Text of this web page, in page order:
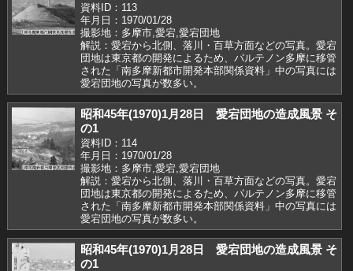
資料ID：113
年月日：1970/01/28
撮影地：多摩市,愛宕,愛宕団地
解説：愛宕から北側、落川・百草方面などの写真。愛宕
団地は東京都の開発によるため、パルテノン多摩に移管
された「南多摩新都市開発本部関係資料」中の写真には
愛宕団地の写真が数多い。
昭和45年(1970)1月28日 愛宕団地の造成風景 そ
の1
資料ID：114
年月日：1970/01/28
撮影地：多摩市,愛宕,愛宕団地
解説：愛宕から北側、落川・百草方面などの写真。愛宕
団地は東京都の開発によるため、パルテノン多摩に移管
された「南多摩新都市開発本部関係資料」中の写真には
愛宕団地の写真が数多い。
昭和45年(1970)1月28日 愛宕団地の造成風景 そ
の1